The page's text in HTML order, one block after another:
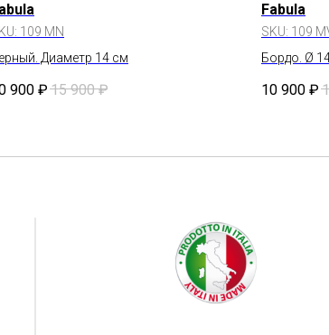
109 MN
Диаметр 14 см
900 ₽ 15 900 ₽
Fabula
SKU: 109
Бордо. Ø
10 900 ₽